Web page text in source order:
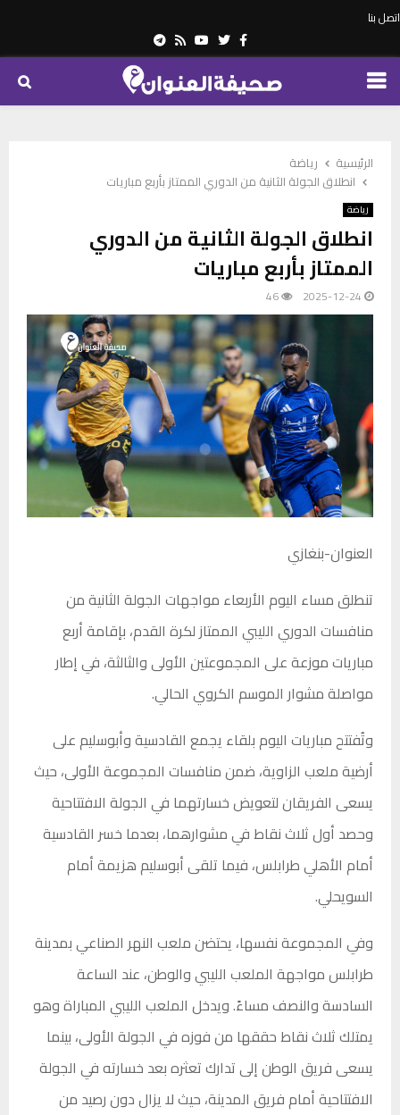
اتصل بنا
Facebook
Twitter
Youtube
Rss
Telegram
PRIMARY
الرئيسية
رياضة
انطلاق الجولة الثانية من الدوري الممتاز بأربع مباريات
رياضة
انطلاق الجولة الثانية من الدوري
الممتاز بأربع مباريات
2025-12-24
46
العنوان-بنغازي
تنطلق مساء اليوم الأربعاء مواجهات الجولة الثانية من
منافسات الدوري الليبي الممتاز لكرة القدم، بإقامة أربع
مباريات موزعة على المجموعتين الأولى والثالثة، في إطار
مواصلة مشوار الموسم الكروي الحالي.
وتُفتتح مباريات اليوم بلقاء يجمع القادسية وأبوسليم على
أرضية ملعب الزاوية، ضمن منافسات المجموعة الأولى، حيث
يسعى الفريقان لتعويض خسارتهما في الجولة الافتتاحية
وحصد أول ثلاث نقاط في مشوارهما، بعدما خسر القادسية
أمام الأهلي طرابلس، فيما تلقى أبوسليم هزيمة أمام
السويحلي.
وفي المجموعة نفسها، يحتضن ملعب النهر الصناعي بمدينة
طرابلس مواجهة الملعب الليبي والوطن، عند الساعة
السادسة والنصف مساءً. ويدخل الملعب الليبي المباراة وهو
يمتلك ثلاث نقاط حققها من فوزه في الجولة الأولى، بينما
يسعى فريق الوطن إلى تدارك تعثره بعد خسارته في الجولة
الافتتاحية أمام فريق المدينة، حيث لا يزال دون رصيد من